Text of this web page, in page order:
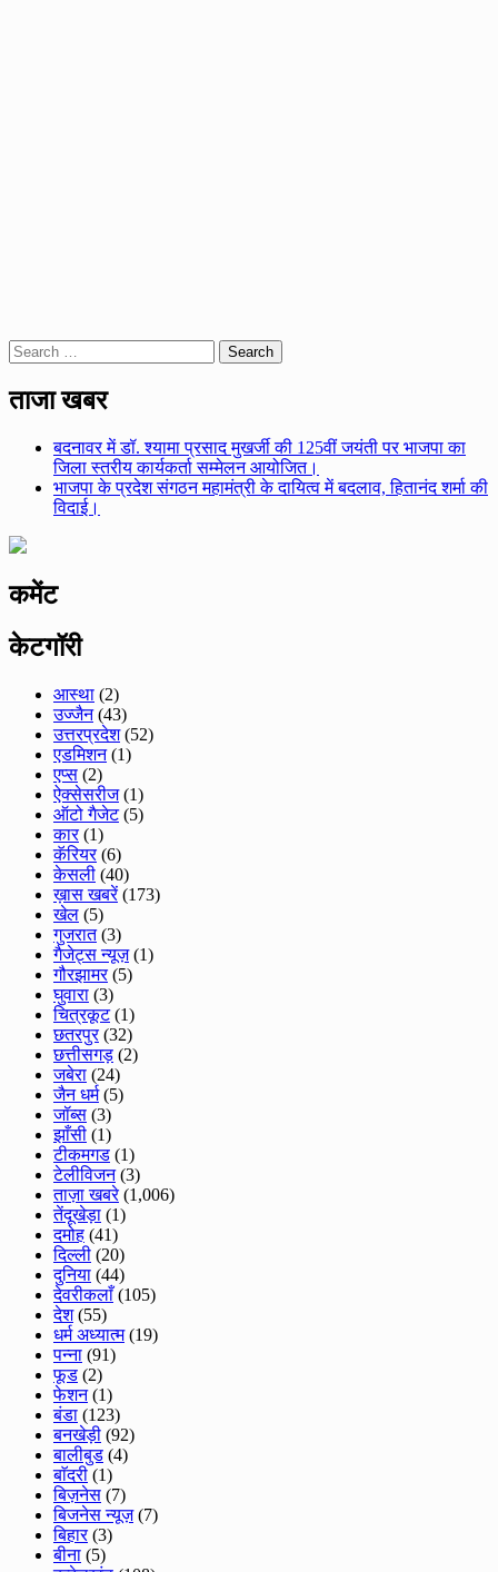
Search
for:
ताजा खबर
बदनावर में डॉ. श्यामा प्रसाद मुखर्जी की 125वीं जयंती पर भाजपा का
जिला स्तरीय कार्यकर्ता सम्मेलन आयोजित।
भाजपा के प्रदेश संगठन महामंत्री के दायित्व में बदलाव, हितानंद शर्मा की
विदाई।
कमेंट
केटगॉरी
आस्था (2)
उज्जैन(43)
उत्तरप्रदेश(52)
एडमिशन(1)
एप्स (2)
ऐक्सेसरीज(1)
ऑटो गैजेट(5)
कार(1)
कॅरियर(6)
केसली (40)
ख़ास खबरें(173)
खेल (5)
गुजरात(3)
गैजेट्स न्यूज़(1)
गौरझामर(5)
घुवारा (3)
चित्रकूट(1)
छतरपुर(32)
छत्तीसगड़ (2)
जबेरा (24)
जैन धर्म(5)
जॉब्स (3)
झाँसी (1)
टीकमगड (1)
टेलीविजन(3)
ताज़ा खबरे(1,006)
तेंदूखेड़ा (1)
दमोह (41)
दिल्ली (20)
दुनिया (44)
देवरीकलाँ(105)
देश(55)
धर्म अध्यात्म(19)
पन्ना (91)
फूड (2)
फेशन(1)
बंडा (123)
बनखेड़ी (92)
बालीबुड (4)
बाॅदरी (1)
बिज़नेस (7)
बिजनेस न्यूज़(7)
बिहार(3)
बीना (5)